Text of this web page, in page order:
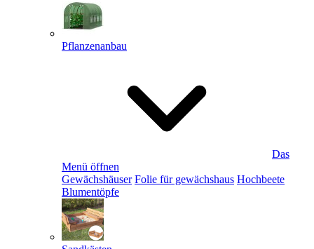
Pflanzenanbau
Das
Menü öffnen
Gewächshäuser Folie für gewächshaus Hochbeete
Blumentöpfe